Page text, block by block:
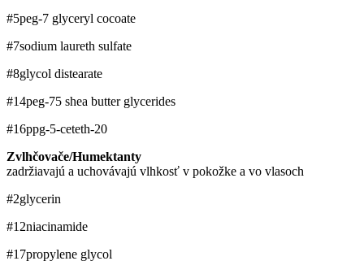
#5peg-7 glyceryl cocoate
#7sodium laureth sulfate
#8glycol distearate
#14peg-75 shea butter glycerides
#16ppg-5-ceteth-20
Zvlhčovače/Humektanty
zadržiavajú a uchovávajú vlhkosť v pokožke a vo vlasoch
#2glycerin
#12niacinamide
#17propylene glycol